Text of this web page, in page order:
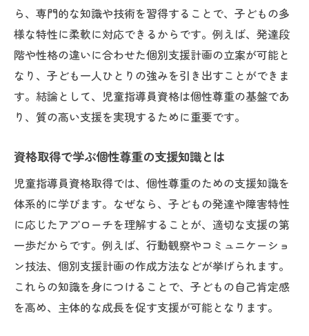
ら、専門的な知識や技術を習得することで、子どもの多
様な特性に柔軟に対応できるからです。例えば、発達段
階や性格の違いに合わせた個別支援計画の立案が可能と
なり、子ども一人ひとりの強みを引き出すことができま
す。結論として、児童指導員資格は個性尊重の基盤であ
り、質の高い支援を実現するために重要です。
資格取得で学ぶ個性尊重の支援知識とは
児童指導員資格取得では、個性尊重のための支援知識を
体系的に学びます。なぜなら、子どもの発達や障害特性
に応じたアプローチを理解することが、適切な支援の第
一歩だからです。例えば、行動観察やコミュニケーショ
ン技法、個別支援計画の作成方法などが挙げられます。
これらの知識を身につけることで、子どもの自己肯定感
を高め、主体的な成長を促す支援が可能となります。